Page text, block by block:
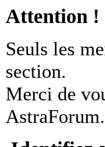
Attention !
Seuls les
section.
Merci de